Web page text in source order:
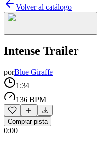
Volver al catálogo
Intense Trailer
porBlue Giraffe
1:34
136 BPM
Comprar pista
0:00